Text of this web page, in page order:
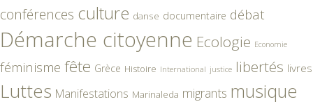
conférences culture danse documentaire débat
Démarche citoyenne Ecologie Economie
féminisme fête Grèce Histoire International justice libertés livres
Luttes Manifestations Marinaleda migrants musique